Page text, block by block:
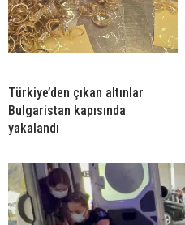
Türkiye’den çıkan altınlar
Bulgaristan kapısında
yakalandı